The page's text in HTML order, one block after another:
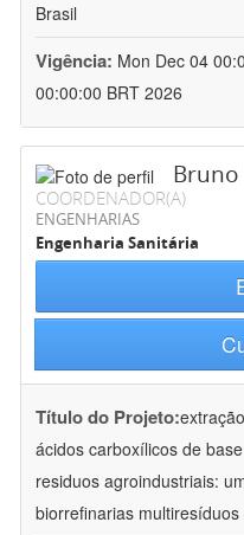
Brasil
Vigência: Mon Dec 04
00:00:00 BRT 2026
Bruno
COORDENADOR(A)
ENGENHARIAS
Engenharia Sanitária
Título do Projeto:
ácidos carboxílicos de
residuos agroindustriais:
biorrefinarias